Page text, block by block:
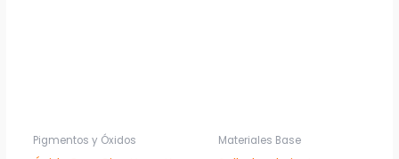
Pigmentos y Óxidos Materiales Base